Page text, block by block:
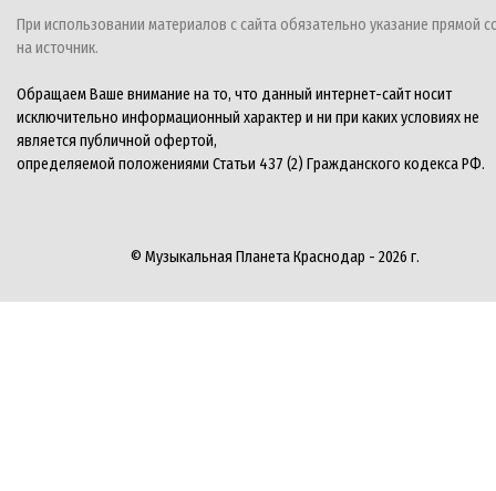
При использовании материалов с сайта обязательно указание прямой
на источник.
Обращаем Ваше внимание на то, что данный интернет-сайт носит
исключительно информационный характер и ни при каких условиях не
является публичной офертой,
определяемой положениями Статьи 437 (2) Гражданского кодекса РФ.
© Музыкальная Планета Краснодар - 2026 г.